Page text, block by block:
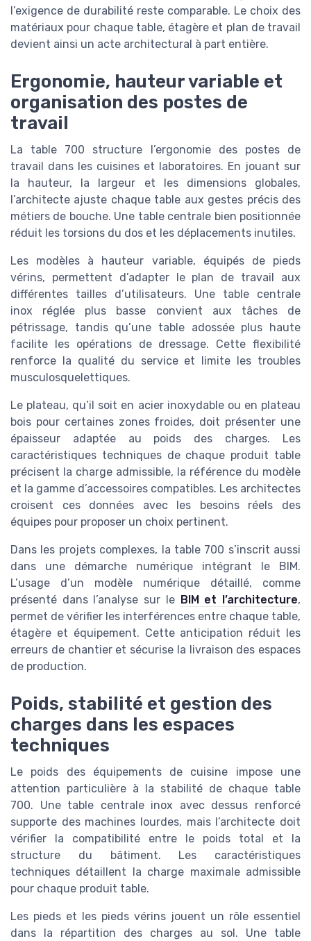
l’exigence de durabilité reste comparable. Le choix des
matériaux pour chaque table, étagère et plan de travail
devient ainsi un acte architectural à part entière.
Ergonomie, hauteur variable et
organisation des postes de
travail
La table 700 structure l’ergonomie des postes de
travail dans les cuisines et laboratoires. En jouant sur
la hauteur, la largeur et les dimensions globales,
l’architecte ajuste chaque table aux gestes précis des
métiers de bouche. Une table centrale bien positionnée
réduit les torsions du dos et les déplacements inutiles.
Les modèles à hauteur variable, équipés de pieds
vérins, permettent d’adapter le plan de travail aux
différentes tailles d’utilisateurs. Une table centrale
inox réglée plus basse convient aux tâches de
pétrissage, tandis qu’une table adossée plus haute
facilite les opérations de dressage. Cette flexibilité
renforce la qualité du service et limite les troubles
musculosquelettiques.
Le plateau, qu’il soit en acier inoxydable ou en plateau
bois pour certaines zones froides, doit présenter une
épaisseur adaptée au poids des charges. Les
caractéristiques techniques de chaque produit table
précisent la charge admissible, la référence du modèle
et la gamme d’accessoires compatibles. Les architectes
croisent ces données avec les besoins réels des
équipes pour proposer un choix pertinent.
Dans les projets complexes, la table 700 s’inscrit aussi
dans une démarche numérique intégrant le BIM.
L’usage d’un modèle numérique détaillé, comme
présenté dans l’analyse sur le BIM et l’architecture,
permet de vérifier les interférences entre chaque table,
étagère et équipement. Cette anticipation réduit les
erreurs de chantier et sécurise la livraison des espaces
de production.
Poids, stabilité et gestion des
charges dans les espaces
techniques
Le poids des équipements de cuisine impose une
attention particulière à la stabilité de chaque table
700. Une table centrale inox avec dessus renforcé
supporte des machines lourdes, mais l’architecte doit
vérifier la compatibilité entre le poids total et la
structure du bâtiment. Les caractéristiques
techniques détaillent la charge maximale admissible
pour chaque produit table.
Les pieds et les pieds vérins jouent un rôle essentiel
dans la répartition des charges au sol. Une table